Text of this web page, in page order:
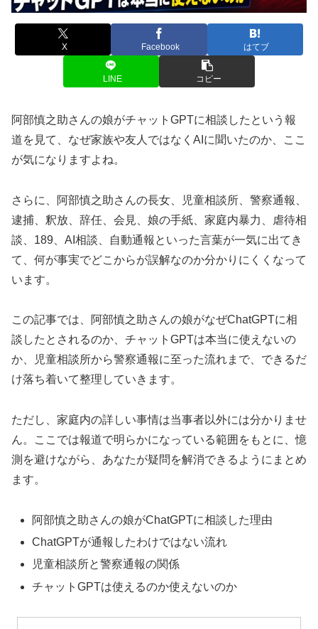
X Facebook はてブ
LINE コピー
阿部慎之助さんの娘がチャットGPTに相談したという報
道を見て、なぜ家族や友人ではなくAIに聞いたのか、ここ
が気になりますよね。
さらに、阿部慎之助さんの長女、児童相談所、警察通報、
逮捕、釈放、辞任、会見、娘の手紙、家庭内暴力、虐待相
談、189、AI相談、自動通報といった言葉が一気に出てき
て、何が事実でどこからが誤解なのか分かりにくくなって
います。
この記事では、阿部慎之助さんの娘がなぜChatGPTに相
談したとされるのか、チャットGPTは本当に使えないの
か、児童相談所から警察通報に至った流れまで、できるだ
け落ち着いて整理していきます。
ただし、家庭内の詳しい事情は当事者以外には分かりませ
ん。ここでは報道で明らかになっている範囲をもとに、憶
測を避けながら、あなたが疑問を解消できるようにまとめ
ます。
阿部慎之助さんの娘がChatGPTに相談した理由
ChatGPTが通報したわけではない流れ
児童相談所と警察通報の関係
チャットGPTは使えるのか使えないのか